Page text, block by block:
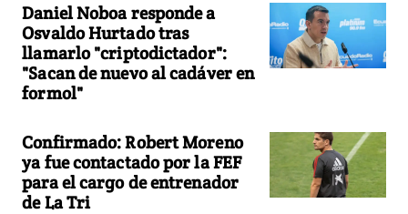
Daniel Noboa responde a
Osvaldo Hurtado tras
llamarlo "criptodictador":
"Sacan de nuevo al cadáver en
formol"
Confirmado: Robert Moreno
ya fue contactado por la FEF
para el cargo de entrenador
de La Tri